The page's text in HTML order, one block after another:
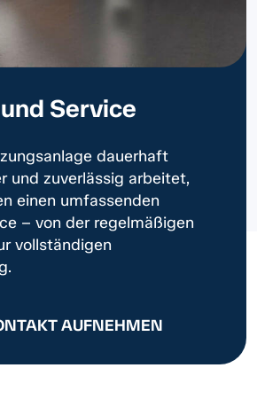
Service
dauerhaft
und zuverlässig arbeitet,
einen umfassenden
– von der regelmäßigen
vollständigen
AUFNEHMEN